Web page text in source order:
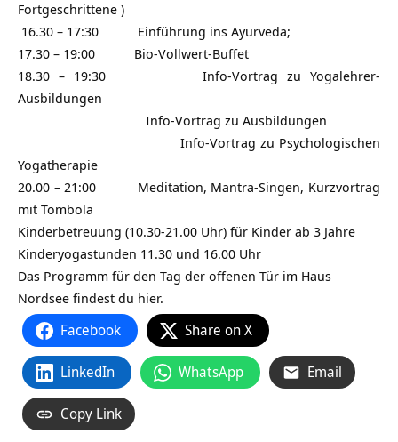
Fortgeschrittene )
16.30 – 17:30 Einführung ins Ayurveda;
17.30 – 19:00 Bio-Vollwert-Buffet
18.30 – 19:30 Info-Vortrag zu Yogalehrer-
Ausbildungen
Info-Vortrag zu Ausbildungen
Info-Vortrag zu Psychologischen
Yogatherapie
20.00 – 21:00 Meditation, Mantra-Singen, Kurzvortrag
mit Tombola
Kinderbetreuung (10.30-21.00 Uhr) für Kinder ab 3 Jahre
Kinderyogastunden 11.30 und 16.00 Uhr
Das Programm für den Tag der offenen Tür im Haus
Nordsee findest du hier.
Facebook Share on X
LinkedIn WhatsApp Email
Copy Link